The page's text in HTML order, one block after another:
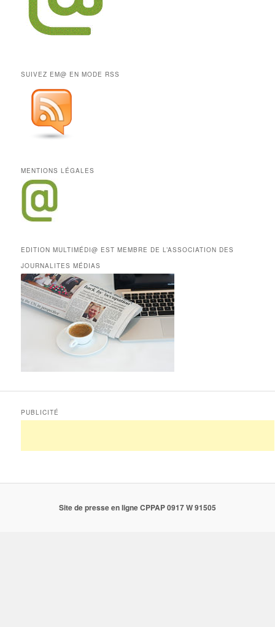
SUIVEZ EM@ EN MODE RSS
MENTIONS LÉGALES
EDITION MULTIMÉDI@ EST MEMBRE DE L’ASSOCIATION DES
JOURNALITES MÉDIAS
PUBLICITÉ
Site de presse en ligne CPPAP 0917 W 91505